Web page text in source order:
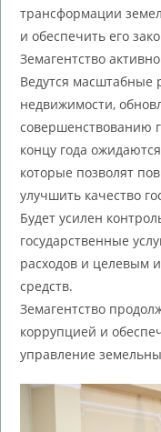
трансформации
и обеспечить его
Земагентство
Ведутся масштабные
недвижимости,
совершенствованию
концу года
которые позволят
улучшить качество
Будет усилен
государственные
расходов и целевым
средств.
Земагентство
коррупцией и
управление